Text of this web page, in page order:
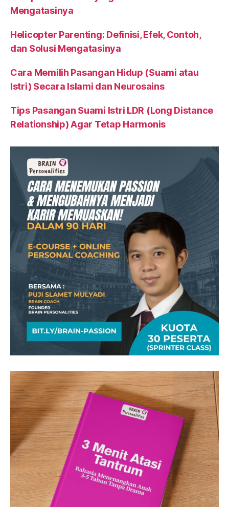
Mengatasinya
Helicopter Parenting: Definisi, Efek, Contoh,
dan Solusi Mengatasinya
Cara Memilih Pasangan Hidup (Suami atau
Istri) Secara Islami dan Neurosains
Tips Pasangan Suami Istri LDR (Long Distance
Relationship) Agar Tetap Harmonis